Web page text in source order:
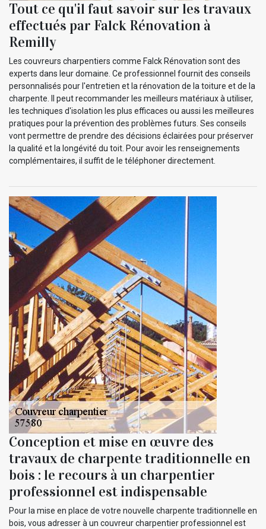
Tout ce qu'il faut savoir sur les travaux
effectués par Falck Rénovation à
Remilly
Les couvreurs charpentiers comme Falck Rénovation sont des
experts dans leur domaine. Ce professionnel fournit des conseils
personnalisés pour l'entretien et la rénovation de la toiture et de la
charpente. Il peut recommander les meilleurs matériaux à utiliser,
les techniques d'isolation les plus efficaces ou aussi les meilleures
pratiques pour la prévention des problèmes futurs. Ses conseils
vont permettre de prendre des décisions éclairées pour préserver
la qualité et la longévité du toit. Pour avoir les renseignements
complémentaires, il suffit de le téléphoner directement.
Conception et mise en œuvre des
travaux de charpente traditionnelle en
bois : le recours à un charpentier
professionnel est indispensable
Pour la mise en place de votre nouvelle charpente traditionnelle en
bois, vous adresser à un couvreur charpentier professionnel est